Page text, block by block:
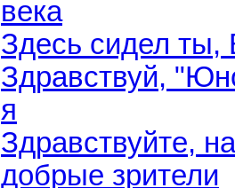
века
Здесь сидел ты,
Здравствуй,
я
Здравствуйте,
добрые зрители